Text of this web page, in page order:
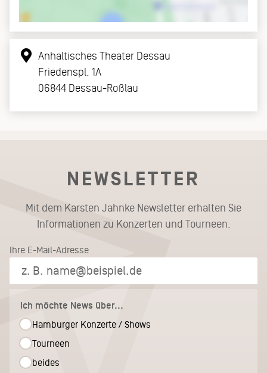
Anhaltisches Theater Dessau
Friedenspl. 1A
06844 Dessau-Roßlau
NEWSLETTER
Mit dem Karsten Jahnke Newsletter erhalten Sie
Informationen zu Konzerten und Tourneen.
Ihre E-Mail-Adresse
Ich möchte News über...
Hamburger Konzerte / Shows
Tourneen
beides